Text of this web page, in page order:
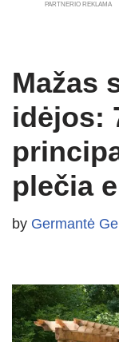
PARTNERIO REKLAMA
Mažas
idėjos:
plečia
by Germantė